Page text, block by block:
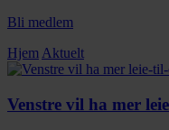
Bli medlem
Hjem Aktuelt
Venstre vil ha mer